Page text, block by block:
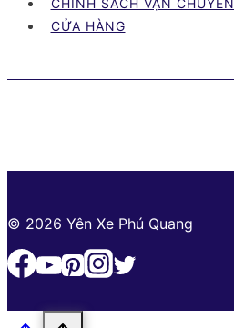
cập
nhất
CHÍNH SÁCH VẬN CHUYỂN
CỬA HÀNG
© 2026 Yên Xe Phú Quang